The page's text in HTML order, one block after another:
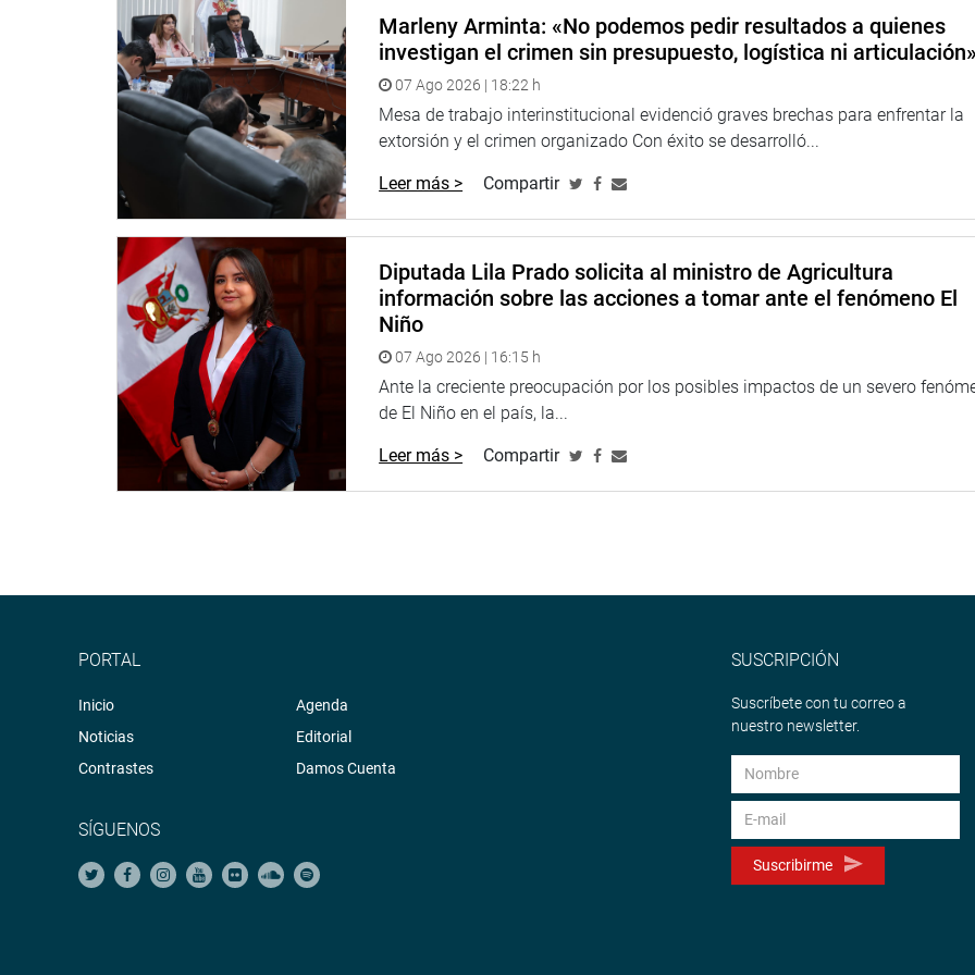
DESPACHO CONGRESAL
Marleny Arminta: «No podemos pedir resultados a quienes
investigan el crimen sin presupuesto, logística ni articulación»
07 Ago 2026 | 18:22 h
Mesa de trabajo interinstitucional evidenció graves brechas para enfrentar la
extorsión y el crimen organizado Con éxito se desarrolló...
Leer más > Compartir
Diputada Lila Prado solicita al ministro de Agricultura
información sobre las acciones a tomar ante el fenómeno El
Niño
07 Ago 2026 | 16:15 h
Ante la creciente preocupación por los posibles impactos de un severo
de El Niño en el país, la...
Leer más > Compartir
PORTAL
Inicio
Noticias
Contrastes
Agenda
Editorial
Damos Cuenta
SÍGUENOS
SUSCRIPCIÓN
Suscríbete con tu correo a
nuestro newsletter.
Suscribirme